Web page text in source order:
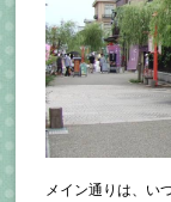
メイン通りは、い